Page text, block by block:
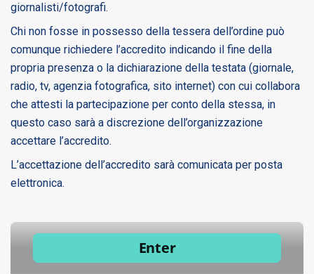
giornalisti/fotografi.
Chi non fosse in possesso della tessera dell’ordine può
comunque richiedere l’accredito indicando il fine della
propria presenza o la dichiarazione della testata (giornale,
radio, tv, agenzia fotografica, sito internet) con cui collabora
che attesti la partecipazione per conto della stessa, in
questo caso sarà a discrezione dell’organizzazione
accettare l’accredito.
L’accettazione dell’accredito sarà comunicata per posta
elettronica.